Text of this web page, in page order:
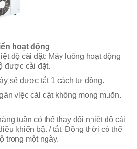
hoạt động
độ cài đặt: Máy luông hoạt động
được cài đặt.
sẽ được tắt 1 cách tự động.
việc cài đặt không mong muốn.
tuần có thể thay đổi nhiệt độ cài
khiển bật / tắt. Đồng thời có thể
trong một ngày.